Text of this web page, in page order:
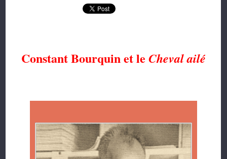
Constant Bourquin et le Cheval ailé